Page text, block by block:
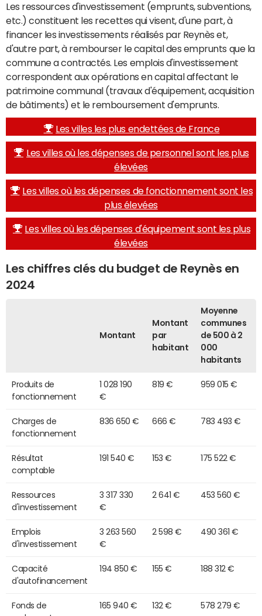
Les ressources d'investissement (emprunts, subventions,
etc.) constituent les recettes qui visent, d'une part, à
financer les investissements réalisés par Reynès et,
d'autre part, à rembourser le capital des emprunts que la
commune a contractés. Les emplois d'investissement
correspondent aux opérations en capital affectant le
patrimoine communal (travaux d'équipement, acquisition
de bâtiments) et le remboursement d'emprunts.
Les villes les plus endettées de France
Les villes où les dépenses de personnel sont les plus
élevées
Les villes où les dépenses de fonctionnement sont les
plus élevées
Les villes où les dépenses d'équipement sont les plus
élevées
Les chiffres clés du budget de Reynès en
2024
Montant
Montant
par
habitant
Moyenne
communes
de 500 à 2
000
habitants
Produits de
fonctionnement
1 028 190
€
819 € 959 015 €
Charges de
fonctionnement
836 650 € 666 € 783 493 €
Résultat
comptable
191 540 € 153 € 175 522 €
Ressources
d'investissement
3 317 330
€
2 641 € 453 560 €
Emplois
d'investissement
3 263 560
€
2 598 € 490 361 €
Capacité
d'autofinancement
194 850 € 155 € 188 312 €
Fonds de
165 940 € 132 € 578 279 €